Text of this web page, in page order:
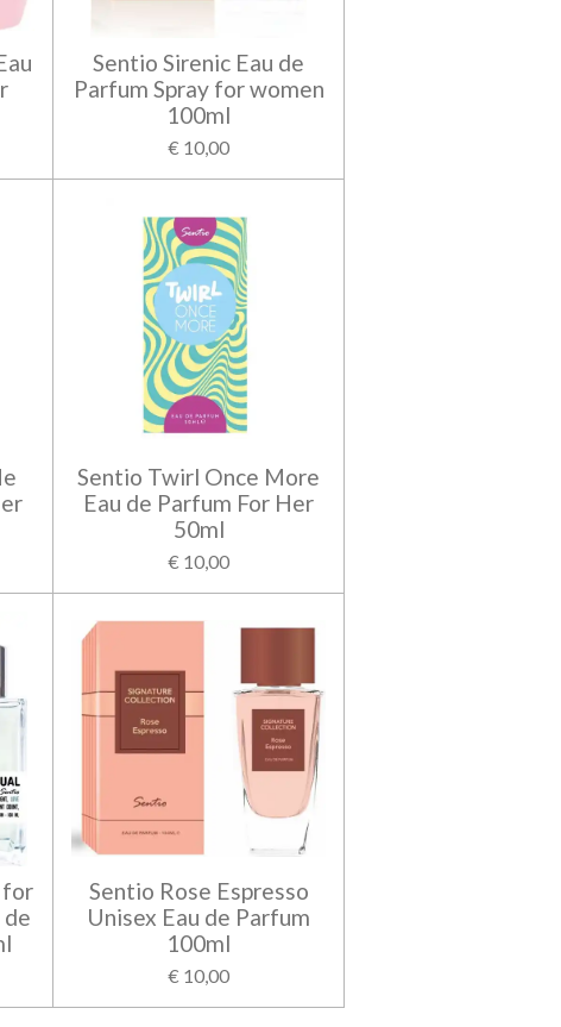
Sentio Sirenic Eau de
Parfum Spray for women
100ml
€ 10,00
Sentio Twirl Once More
Eau de Parfum For Her
50ml
€ 10,00
for
de
Sentio Rose Espresso
Unisex Eau de Parfum
100ml
€ 10,00